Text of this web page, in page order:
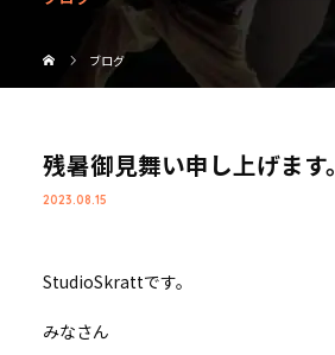
ブログ
残暑御見舞い申し上げます。
2023.08.15
StudioSkrattです。
みなさん